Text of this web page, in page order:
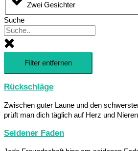
Zwei Gesichter
Suche
Filter entfernen
Rückschläge
Zwischen guter Laune und den
prüft man dich täglich auf Herz und Nieren
Seidener Faden